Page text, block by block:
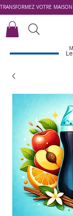
TRANSFORMEZ VOTRE